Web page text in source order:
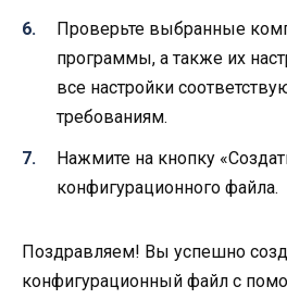
Проверьте выбранные
программы, а также их
все настройки
требованиям.
Нажмите на кнопку
конфигурационного файла.
Поздравляем! Вы успешно
конфигурационный файл с